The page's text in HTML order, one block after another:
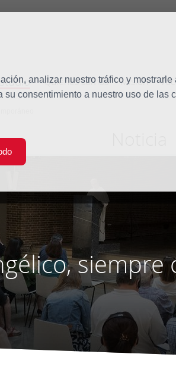
analizar nuestro tráfico y
su consentimiento a nuestro uso de las
Quiénes somos Misión